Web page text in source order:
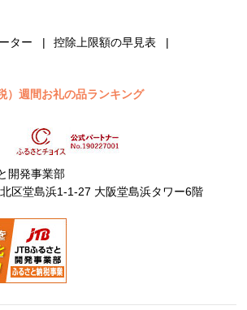
ター
控除上限額の早見表
）週間お礼の品ランキング
開発事業部
区堂島浜1-1-27 大阪堂島浜タワー6階